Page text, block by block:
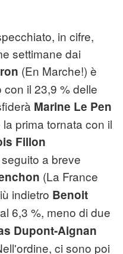
in cifre,
settimane dai
(En Marche!) è
il 23,9 % delle
Marine Le Pen
prima tornata con il
Fillon
a breve
(La France
indietro Benoit
6,3 %, meno di due
Dupont-Aignan
ci sono poi